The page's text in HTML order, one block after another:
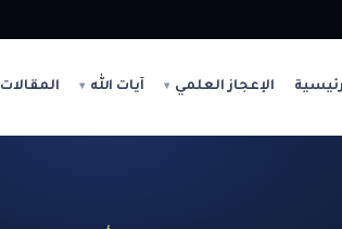
الإعجاز العلمي آيات الله المقالات